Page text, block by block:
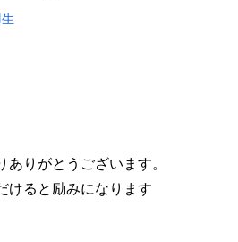
りがとうございます。
けると励みになります